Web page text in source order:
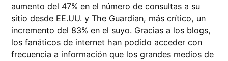
aumento del 47% en el número de consultas a su
sitio desde EE.UU. y The Guardian, más crítico, un
incremento del 83% en el suyo. Gracias a los blogs,
los fanáticos de internet han podido acceder con
frecuencia a información que los grandes medios de